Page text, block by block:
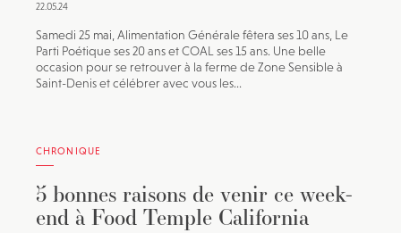
22.05.24
Samedi 25 mai, Alimentation Générale fêtera ses 10 ans, Le
Parti Poétique ses 20 ans et COAL ses 15 ans. Une belle
occasion pour se retrouver à la ferme de Zone Sensible à
Saint-Denis et célébrer avec vous les...
CHRONIQUE
5 bonnes raisons de venir ce week-
end à Food Temple California